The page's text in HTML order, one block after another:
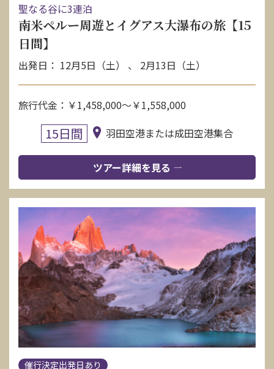
聖なる谷に3連泊
南米ペルー周遊とイグアス大瀑布の旅【15
日間】
出発日： 12月5日（土） 、 2月13日（土）
旅行代金：￥1,458,000～￥1,558,000
15日間 羽田空港または成田空港集合
ツアー詳細を見る
催行決定出発日あり